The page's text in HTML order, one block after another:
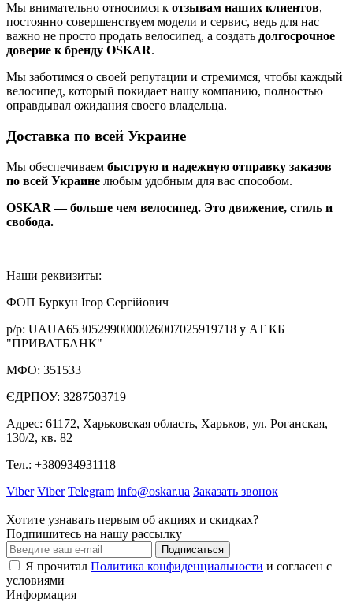
Мы внимательно относимся к отзывам наших клиентов,
постоянно совершенствуем модели и сервис, ведь для нас
важно не просто продать велосипед, а создать долгосрочное
доверие к бренду OSKAR.
Мы заботимся о своей репутации и стремимся, чтобы каждый
велосипед, который покидает нашу компанию, полностью
оправдывал ожидания своего владельца.
Доставка по всей Украине
Мы обеспечиваем быструю и надежную отправку заказов
по всей Украине любым удобным для вас способом.
OSKAR — больше чем велосипед. Это движение, стиль и
свобода.
Наши реквизиты:
ФОП Буркун Ігор Сергійович
р/р: UAUA653052990000026007025919718 у АТ КБ
"ПРИВАТБАНК"
МФО: 351533
ЄДРПОУ: 3287503719
Адрес: 61172, Харьковская область, Харьков, ул. Роганская,
130/2, кв. 82
Тел.: +380934931118
Viber Viber Telegram info@oskar.ua Заказать звонок
Хотите узнавать первым об акциях и скидках?
Подпишитесь на нашу рассылку
Подписаться
Я прочитал Политика конфиденциальности и согласен с
условиями
Информация